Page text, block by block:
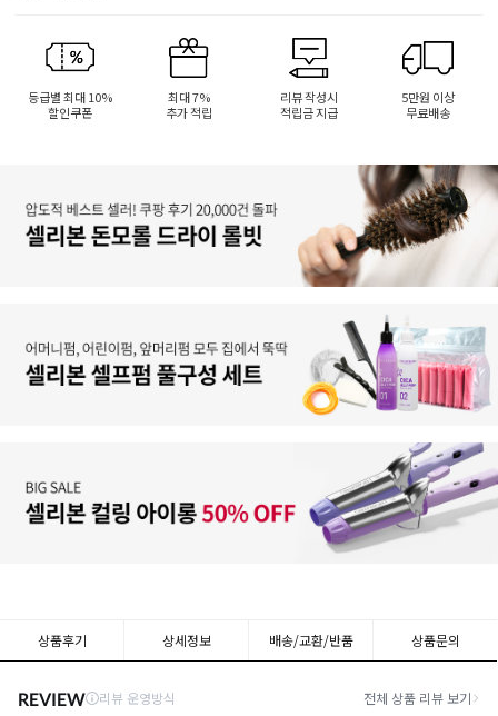
등급별 최대 10%
할인쿠폰
최대 7%
추가 적립
리뷰 작성시
적립금 지급
5만원 이상
무료배송
상품후기 상세정보 배송/교환/반품 상품문의